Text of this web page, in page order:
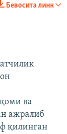
Бевосита линк
ва
ажралиб
қилинган